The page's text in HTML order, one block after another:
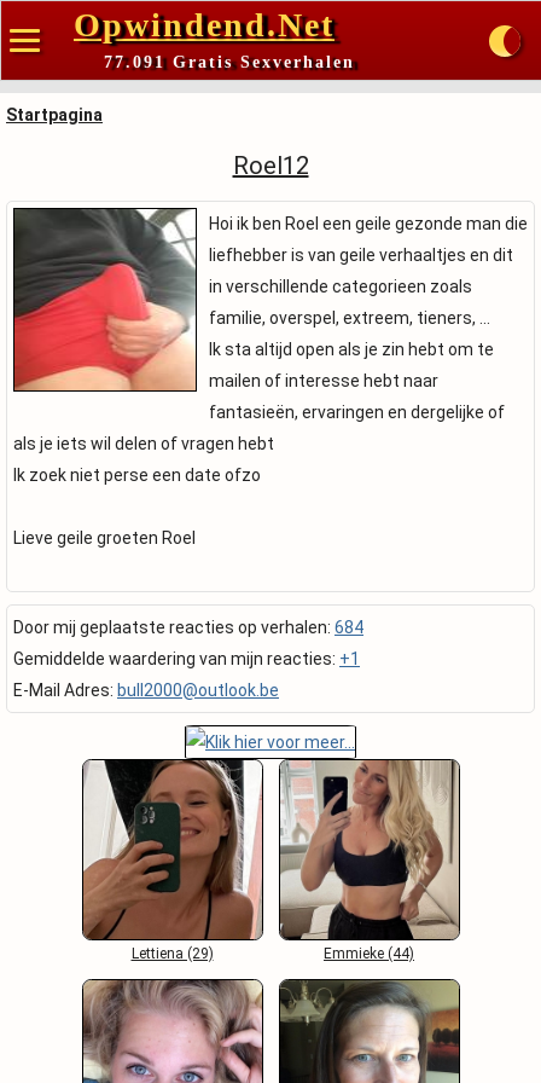
Opwindend.Net
77.091 Gratis Sexverhalen
Startpagina
Roel12
Hoi ik ben Roel een geile gezonde man die
liefhebber is van geile verhaaltjes en dit
in verschillende categorieen zoals
familie, overspel, extreem, tieners, ...
Ik sta altijd open als je zin hebt om te
mailen of interesse hebt naar
fantasieën, ervaringen en dergelijke of
als je iets wil delen of vragen hebt
Ik zoek niet perse een date ofzo
Lieve geile groeten Roel
Door mij geplaatste reacties op verhalen: 684
Gemiddelde waardering van mijn reacties: +1
E-Mail Adres: bull2000@outlook.be
Lettiena (29) Emmieke (44)